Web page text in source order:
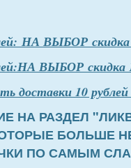
НА ВЫБОР
ВЫБОР скидка
доставки 10 рублей
НА РАЗДЕЛ
БОЛЬШЕ
ПО САМЫМ